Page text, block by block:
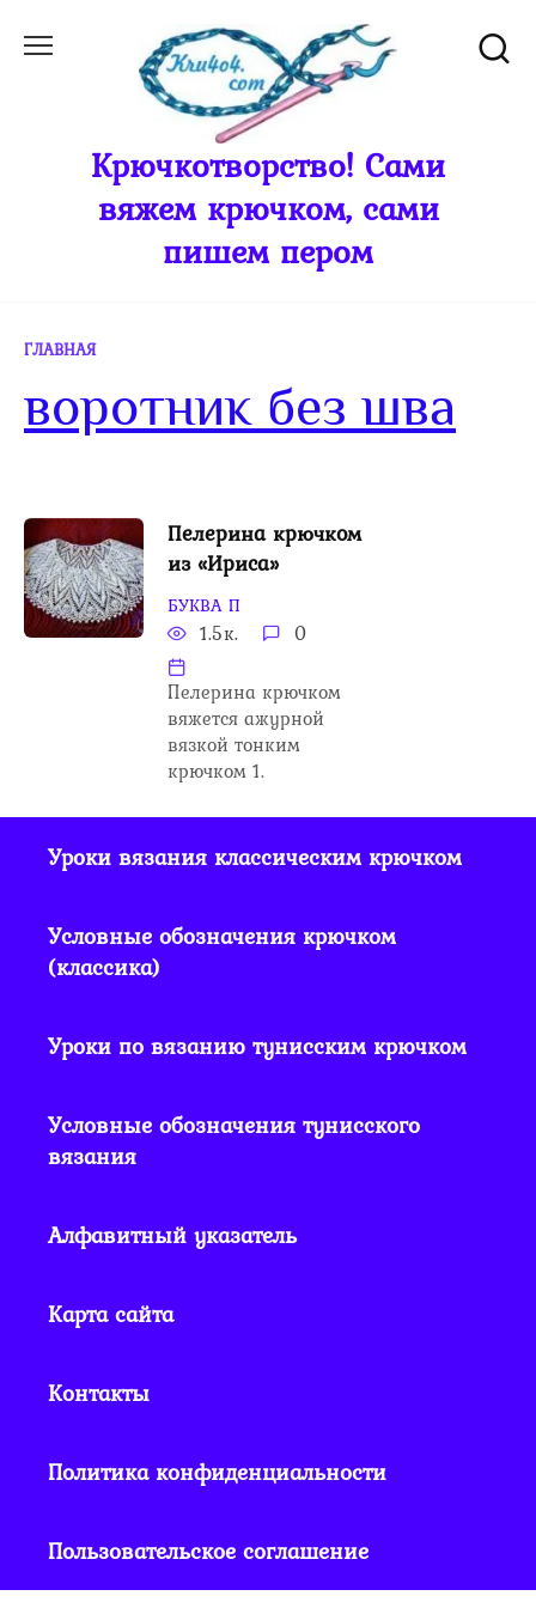
Крючкотворство! Сами
вяжем крючком, сами
пишем пером
ГЛАВНАЯ
воротник без шва
Пелерина крючком
из «Ириса»
БУКВА П
1.5к. 0
Пелерина крючком
вяжется ажурной
вязкой тонким
крючком 1.
Уроки вязания классическим крючком
Условные обозначения крючком
(классика)
Уроки по вязанию тунисским крючком
Условные обозначения тунисского
вязания
Алфавитный указатель
Карта сайта
Контакты
Политика конфиденциальности
Пользовательское соглашение